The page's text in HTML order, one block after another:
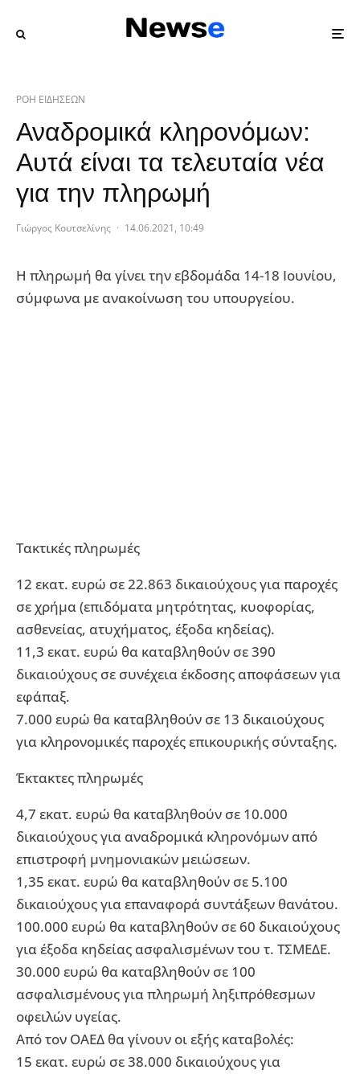
ΡΟΗ ΕΙΔΗΣΕΩΝ
Αναδρομικά κληρονόμων:
Αυτά είναι τα τελευταία νέα
για την πληρωμή
Γιώργος Κουτσελίνης · 14.06.2021, 10:49
Η πληρωμή θα γίνει την εβδομάδα 14-18 Ιουνίου,
σύμφωνα με ανακοίνωση του υπουργείου.
Τακτικές πληρωμές
12 εκατ. ευρώ σε 22.863 δικαιούχους για παροχές
σε χρήμα (επιδόματα μητρότητας, κυοφορίας,
ασθενείας, ατυχήματος, έξοδα κηδείας).
11,3 εκατ. ευρώ θα καταβληθούν σε 390
δικαιούχους σε συνέχεια έκδοσης αποφάσεων για
εφάπαξ.
7.000 ευρώ θα καταβληθούν σε 13 δικαιούχους
για κληρονομικές παροχές επικουρικής σύνταξης.
Έκτακτες πληρωμές
4,7 εκατ. ευρώ θα καταβληθούν σε 10.000
δικαιούχους για αναδρομικά κληρονόμων από
επιστροφή μνημονιακών μειώσεων.
1,35 εκατ. ευρώ θα καταβληθούν σε 5.100
δικαιούχους για επαναφορά συντάξεων θανάτου.
100.000 ευρώ θα καταβληθούν σε 60 δικαιούχους
για έξοδα κηδείας ασφαλισμένων του τ. ΤΣΜΕΔΕ.
30.000 ευρώ θα καταβληθούν σε 100
ασφαλισμένους για πληρωμή ληξιπρόθεσμων
οφειλών υγείας.
Από τον ΟΑΕΔ θα γίνουν οι εξής καταβολές:
15 εκατ. ευρώ σε 38.000 δικαιούχους για